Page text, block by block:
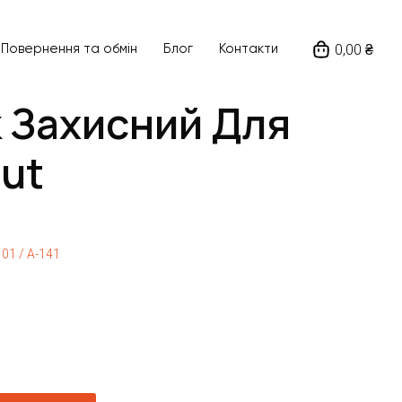
Повернення та обмін Блог Контакти 0,00 ₴
Захисний Для
/ A-141